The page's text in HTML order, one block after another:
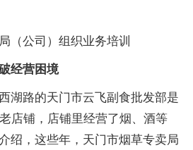
（公司）组织业务培训
经营困境
湖路的天门市云飞副食批发部是
店铺，店铺里经营了烟、酒等
绍，这些年，天门市烟草专卖局